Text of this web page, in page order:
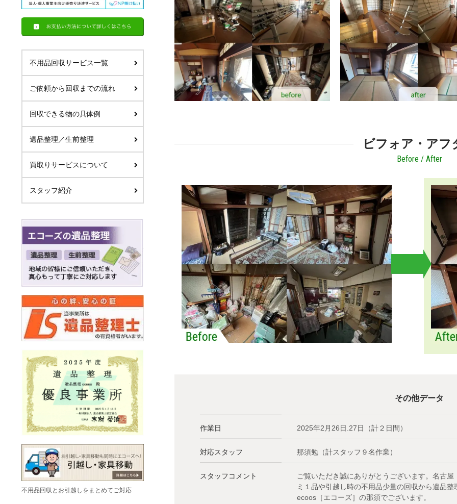
不用品回収サービス一覧
ご依頼から回収までの流れ
回収できる物の具体例
遺品整理／生前整理
買取りサービスについて
スタッフ紹介
不用品回収とお引越しをまとめてご対応
ビフォア・アフ
Before / After
その他データ
作業日 2025年2月26日.27日（計２日間）
対応スタッフ 那須勉（計スタッフ９名作業）
スタッフコメント
ご覧いただき誠にありがとうございます。名古
ミ１品や引越し時の不用品少量の回収から遺品
ecoos［エコーズ］の那須でございます。